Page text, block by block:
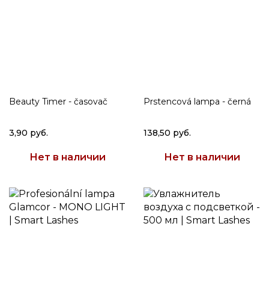
Beauty Timer - časovač
3,90 руб.
Нет в наличии
Prstencová lampa - černá
138,50 руб.
Нет в наличии